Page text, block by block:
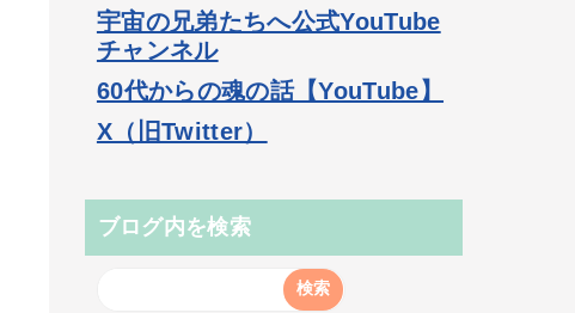
宇宙の兄弟たちへ公式YouTube
チャンネル
60代からの魂の話【YouTube】
X（旧Twitter）
ブログ内を検索